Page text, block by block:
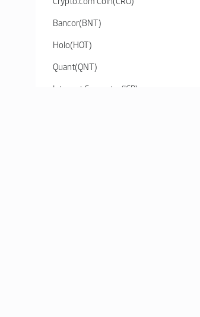
Bancor(BNT)
Holo(HOT)
Quant(QNT)
Internet Computer (ICP)